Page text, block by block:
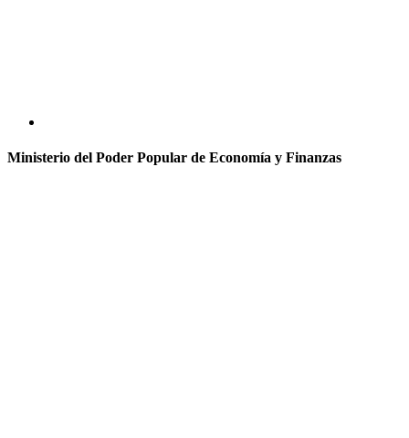
Ministerio del Poder Popular de Economía y Finanzas